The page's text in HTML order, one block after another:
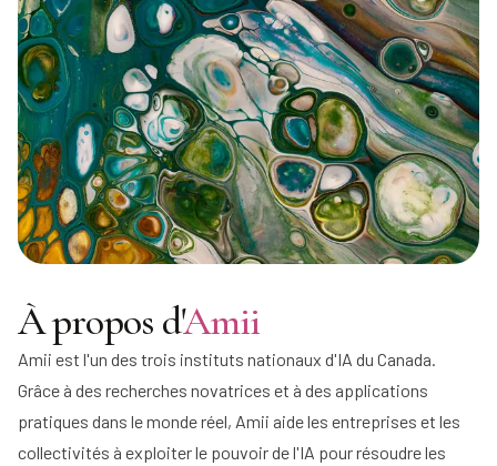
À propos d'Amii
Amii est l'un des trois instituts nationaux d'IA du Canada.
Grâce à des recherches novatrices et à des applications
pratiques dans le monde réel, Amii aide les entreprises et les
collectivités à exploiter le pouvoir de l'IA pour résoudre les